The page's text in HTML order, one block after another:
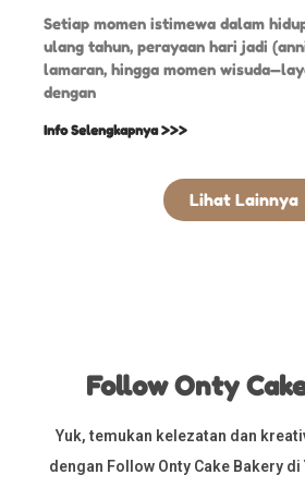
Setiap momen istimewa dalam
ulang tahun, perayaan hari jadi
lamaran, hingga momen
dengan
Info Selengkapnya >>>
Lihat Lainnya
Follow Onty
Yuk, temukan kelezatan dan
dengan Follow Onty Cake Bakery